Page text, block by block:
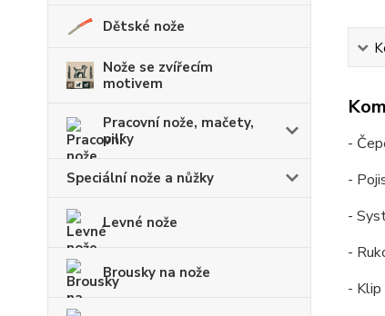
Dětské nože
Nože se zvířecím
motivem
Pracovní nože, mačety,
pilky
Speciální nože a nůžky
Levné nože
Brousky na nože
-
-
-
-
- Klip